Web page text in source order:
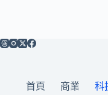
首頁 商業 科